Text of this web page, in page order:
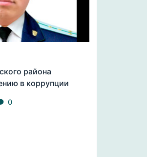
района
в коррупции
0